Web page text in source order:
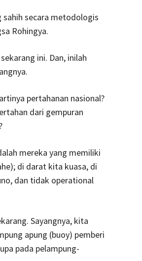
sahih secara metodologis
Rohingya.
ini. Dan, inilah
pertahanan nasional?
dari gempuran
mereka yang memiliki
di darat kita kuasa, di
dan tidak operational
Sayangnya, kita
apung (buoy) pemberi
pada pelampung-